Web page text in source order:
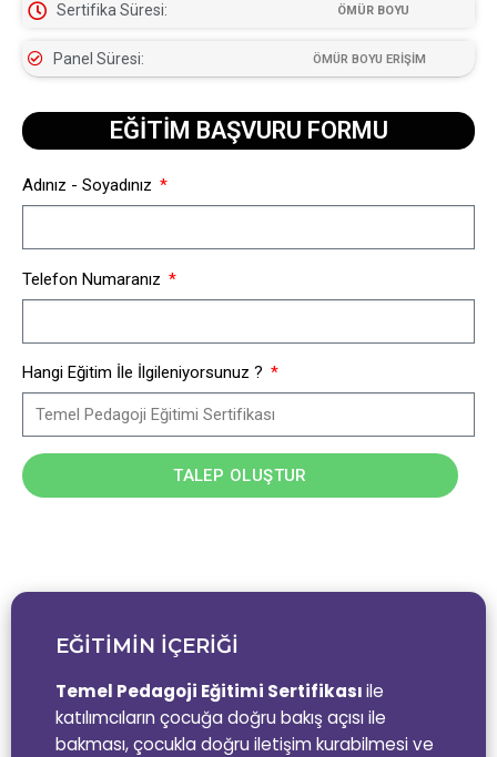
EĞİTİMİN İÇERİĞİ
Temel Pedagoji Eğitimi Sertifikasıile
katılımcıların çocuğa doğru bakış açısı ile
bakması, çocukla doğru iletişim kurabilmesi ve
Sertifika Süresi: ÖMÜR BOYU
Panel Süresi: ÖMÜR BOYU ERİŞİM
EĞİTİM BAŞVURU FORMU​
Adınız - Soyadınız
Telefon Numaranız
Hangi Eğitim İle İlgileniyorsunuz ?
TALEP OLUŞTUR